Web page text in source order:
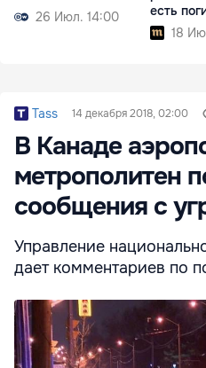
26 Июл. 14:00
есть
18
Tass 14 декабря 2018, 02:00
В Канаде
метрополитен
сообщения с
Управление
дает комментариев по